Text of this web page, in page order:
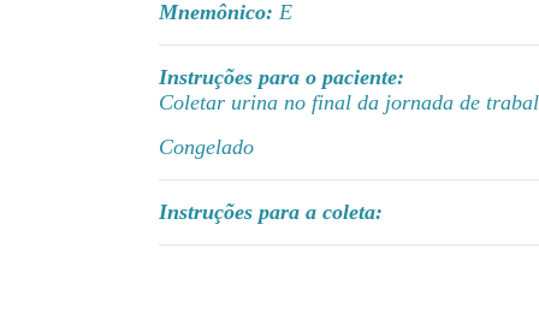
Mnemônico: E
Instruções para o paciente:
Coletar urina no final da jornada de
Congelado
Instruções para a coleta: